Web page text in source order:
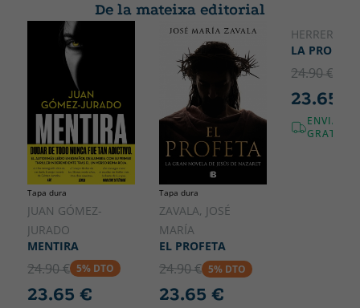
De la mateixa editorial
Tapa dura
JUAN GÓMEZ-
JURADO
MENTIRA
24.90 € 5% DTO
23.65 €
Tapa dura
ZAVALA, JOSÉ
MARÍA
EL PROFETA
24.90 € 5% DTO
23.65 €
HERRERO,
LA
24.90 €
23.65 €
GRATUÏT!